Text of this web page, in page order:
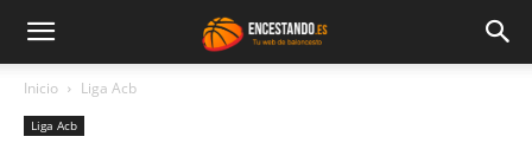
Inicio Liga Acb
Liga Acb